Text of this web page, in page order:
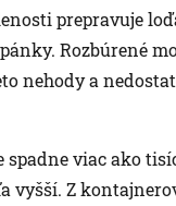
prepravuje
Rozbúrené
nehody a
spadne viac ako
vyšší. Z